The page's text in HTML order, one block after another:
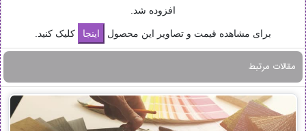
افزوده شد.
برای مشاهده قیمت و تصاویر این محصول کلیک کنید.
مقالات مرتبط